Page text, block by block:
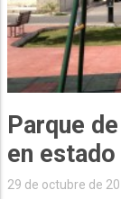
Parque
en
29 de octubre de